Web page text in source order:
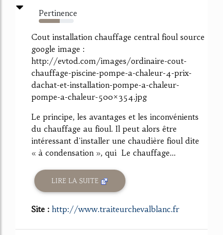
Pertinence
60%
Cout installation chauffage central fioul source
google image :
http://evtod.com/images/ordinaire-cout-
chauffage-piscine-pompe-a-chaleur-4-prix-
dachat-et-installation-pompe-a-chaleur-
pompe-a-chaleur-500×354.jpg
Le principe, les avantages et les inconvénients
du chauffage au fioul. Il peut alors être
intéressant d'installer une chaudière fioul dite
« à condensation », qui Le chauffage...
LIRE LA SUITE
Site : http://www.traiteurchevalblanc.fr